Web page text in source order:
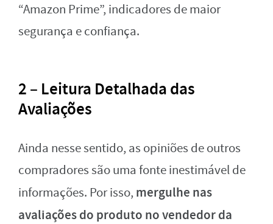
“Amazon Prime”, indicadores de maior
segurança e confiança.
2 – Leitura Detalhada das
Avaliações
Ainda nesse sentido, as opiniões de outros
compradores são uma fonte inestimável de
informações. Por isso, mergulhe nas
avaliações do produto no vendedor da